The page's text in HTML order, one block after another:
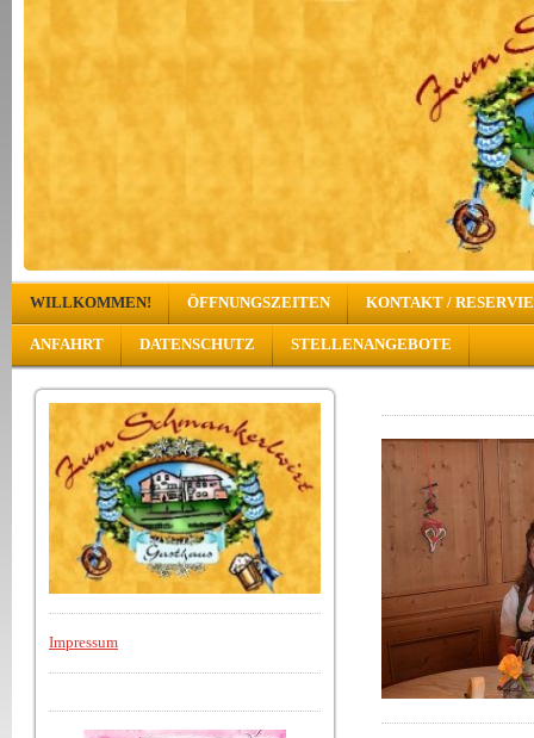
WILLKOMMEN! ÖFFNUNGSZEITEN KONTAKT /
ANFAHRT DATENSCHUTZ STELLENANGEBOTE
Impressum